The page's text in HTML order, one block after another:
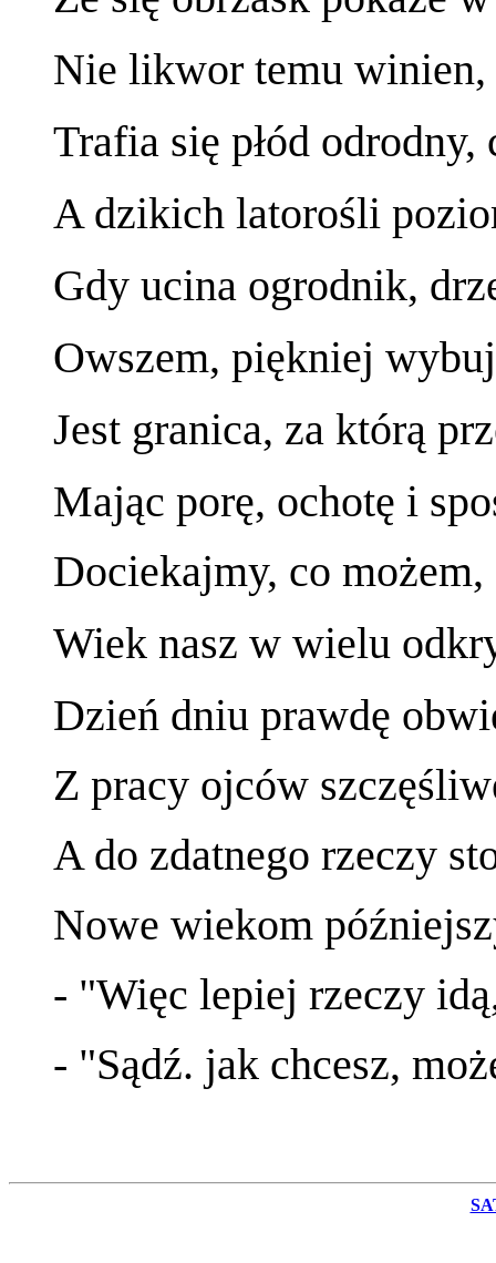
Nie likwor temu winien,
Trafia się płód
A dzikich latorośli
Gdy ucina ogrodnik,
Owszem, piękniej
Jest granica, za którą
Mając porę, ochotę i
Dociekajmy, co
Wiek nasz w wielu
Dzień dniu prawdę
Z pracy ojców
A do zdatnego rzeczy
Nowe wiekom
- "Więc lepiej rzeczy
- "Sądź. jak chcesz,